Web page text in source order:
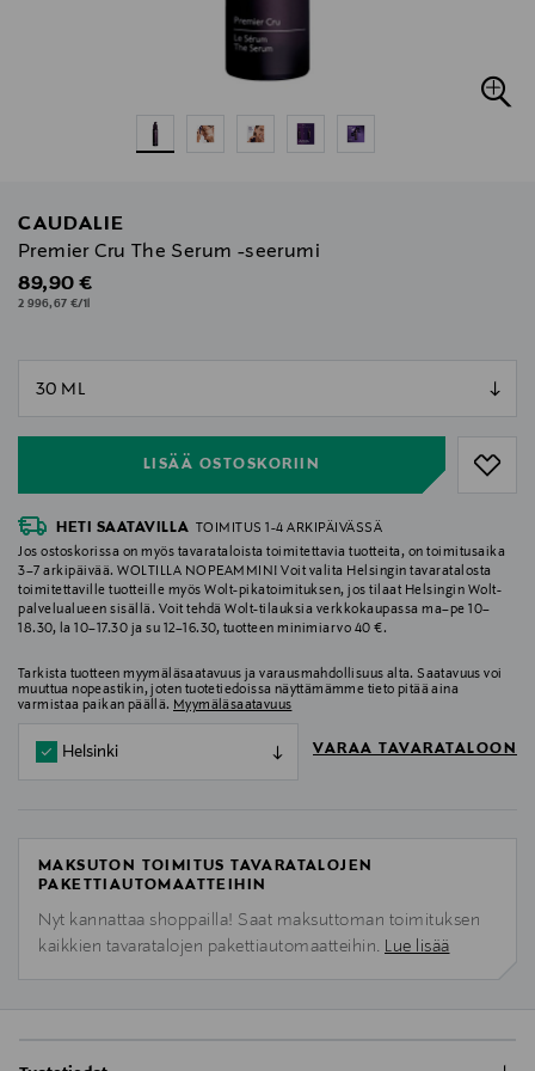
CAUDALIE
Premier Cru The Serum -seerumi
Original Price
89,90 €
2 996,67 €/1l
LISÄÄ OSTOSKORIIN
HETI SAATAVILLA
TOIMITUS 1-4 ARKIPÄIVÄSSÄ
Jos ostoskorissa on myös tavarataloista toimitettavia tuotteita, on toimitusaika
3–7 arkipäivää. WOLTILLA NOPEAMMIN! Voit valita Helsingin tavaratalosta
toimitettaville tuotteille myös Wolt-pikatoimituksen, jos tilaat Helsingin Wolt-
palvelualueen sisällä. Voit tehdä Wolt-tilauksia verkkokaupassa ma–pe 10–
18.30, la 10–17.30 ja su 12–16.30, tuotteen minimiarvo 40 €.
Tarkista tuotteen myymäläsaatavuus ja varausmahdollisuus alta. Saatavuus voi
muuttua nopeastikin, joten tuotetiedoissa näyttämämme tieto pitää aina
varmistaa paikan päällä. Myymäläsaatavuus
Helsinki VARAA TAVARATALOON
MAKSUTON TOIMITUS TAVARATALOJEN
PAKETTIAUTOMAATTEIHIN
Nyt kannattaa shoppailla! Saat maksuttoman toimituksen
kaikkien tavaratalojen pakettiautomaatteihin. Lue lisää